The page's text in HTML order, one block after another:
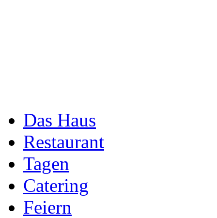
Das Haus
Restaurant
Tagen
Catering
Feiern